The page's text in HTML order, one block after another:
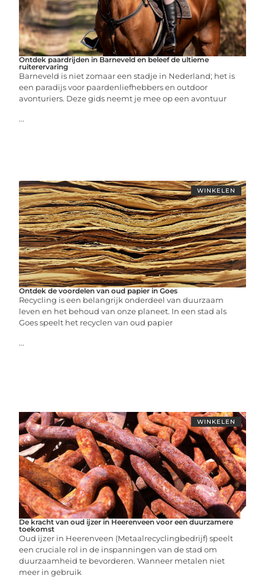
Ontdek paardrijden in Barneveld en beleef de ultieme
ruiterervaring
Barneveld is niet zomaar een stadje in Nederland; het is
een paradijs voor paardenliefhebbers en outdoor
avonturiers. Deze gids neemt je mee op een avontuur
...
WINKELEN
Ontdek de voordelen van oud papier in Goes
Recycling is een belangrijk onderdeel van duurzaam
leven en het behoud van onze planeet. In een stad als
Goes speelt het recyclen van oud papier
...
WINKELEN
De kracht van oud ijzer in Heerenveen voor een duurzamere
toekomst
Oud ijzer in Heerenveen (Metaalrecyclingbedrijf) speelt
een cruciale rol in de inspanningen van de stad om
duurzaamheid te bevorderen. Wanneer metalen niet
meer in gebruik